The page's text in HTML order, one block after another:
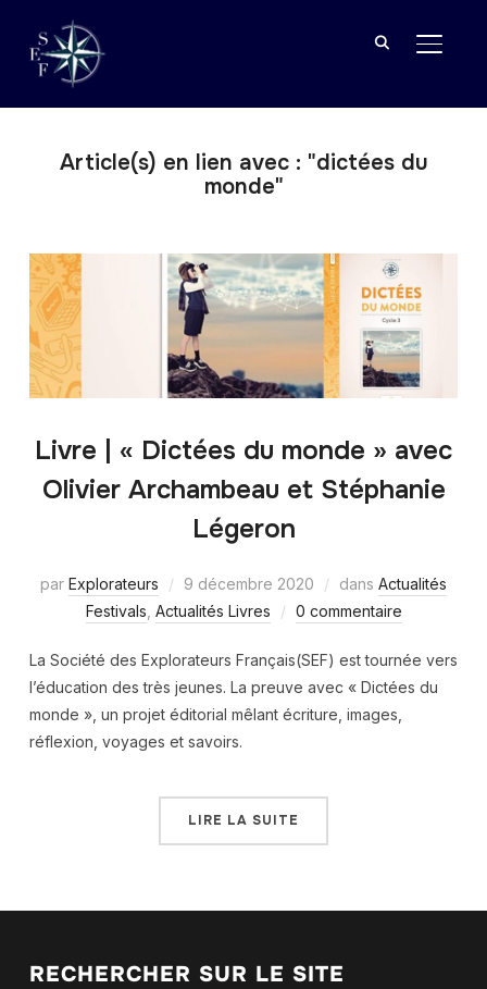
Article(s) en lien avec : "dictées du
monde"
Livre | « Dictées du monde » avec
Olivier Archambeau et Stéphanie
Légeron
par Explorateurs 9 décembre 2020 dans Actualités
Festivals Actualités Livres 0 commentaire
La Société des Explorateurs Français(SEF) est tournée vers
l’éducation des très jeunes. La preuve avec « Dictées du
monde », un projet éditorial mêlant écriture, images,
réflexion, voyages et savoirs.
LIRE LA SUITE
RECHERCHER SUR LE SITE